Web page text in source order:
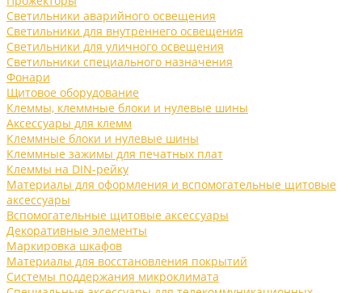
Светильники аварийного освещения
Светильники для внутреннего освещения
Светильники для уличного освещения
Светильники специального назначения
Фонари
Щитовое оборудование
Клеммы, клеммные блоки и нулевые шины
Аксессуары для клемм
Клеммные блоки и нулевые шины
Клеммные зажимы для печатных плат
Клеммы на DIN-рейку
Материалы для оформления и вспомогательные щитовые
аксессуары
Вспомогательные щитовые аксессуары
Декоративные элементы
Маркировка шкафов
Материалы для восстановления покрытий
Системы поддержания микроклимата